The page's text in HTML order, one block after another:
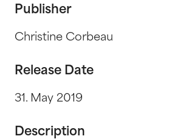
Publisher
Christine Corbeau
Release Date
31. May 2019
Description